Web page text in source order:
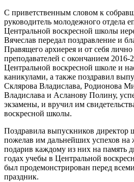
С приветственным словом к
руководитель молодежного отдела
Центральной воскресной школы
Вячеслав передал поздравление и
Правящего архиерея и от себя
преподавателей с окончанием 2016-
Центральной воскресной школе и
каникулами, а также поздравил
Склярова Владислава, Родионова
Владислава и Асланову Полину,
экзамены, и вручил им
воскресной школы.
Поздравила выпускников
пожелав им дальнейших успехов на
подарив каждому из них на память
годах учебы в Центральной
был продемонстрирован перед
праздник.